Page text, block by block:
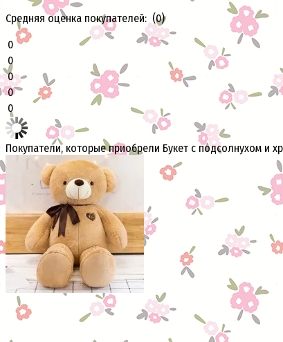
Средняя оценка покупателей: (0)
0
0
0
0
0
Покупатели, которые приобрели Букет с подсолнухом и